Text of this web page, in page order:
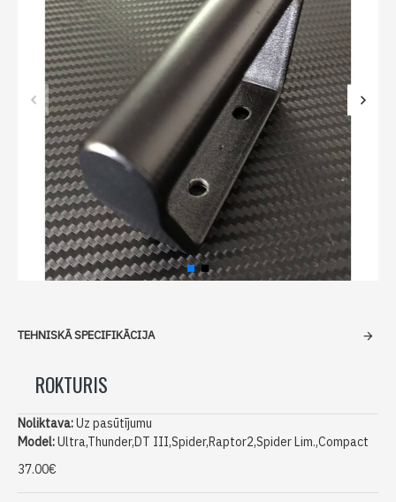
TEHNISKĀ SPECIFIKĀCIJA
ROKTURIS
Noliktava:Uz pasūtījumu
Model:Ultra,Thunder,DT III,Spider,Raptor2,Spider Lim.,Compact
37.00€